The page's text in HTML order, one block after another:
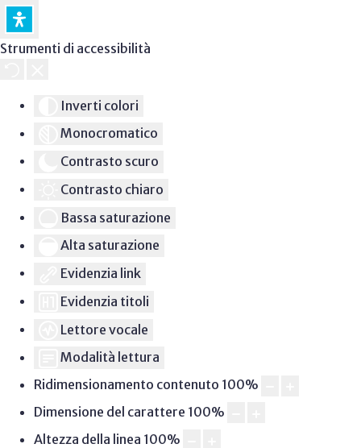
Strumenti di accessibilità
Inverti colori
Monocromatico
Contrasto scuro
Contrasto chiaro
Bassa saturazione
Alta saturazione
Evidenzia link
Evidenzia titoli
Lettore vocale
Modalità lettura
Ridimensionamento contenuto 100%
Dimensione del carattere 100%
Altezza della linea 100%